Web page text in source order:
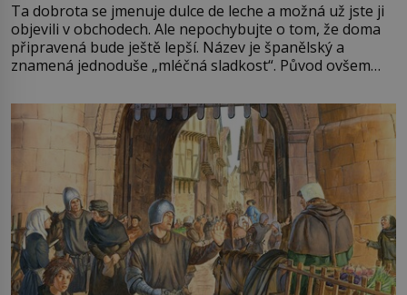
Ta dobrota se jmenuje dulce de leche a možná už jste ji
objevili v obchodech. Ale nepochybujte o tom, že doma
připravená bude ještě lepší. Název je španělský a
znamená jednoduše „mléčná sladkost“. Původ ovšem
pře hned několik latinskoamerických zemí a k tomu
Francie, kde se traduje,